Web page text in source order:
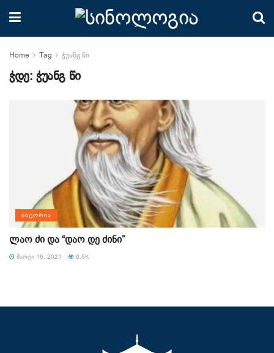
Home Tag ჭუანგ წი
ჭდე: ჭუანგ წი
ᲘᲡᲢᲝᲠᲘᲐ
ლაო ძი და “დაო დე ძინი”
ᲛᲐᲠᲢᲘ 16, 2021 6.5K